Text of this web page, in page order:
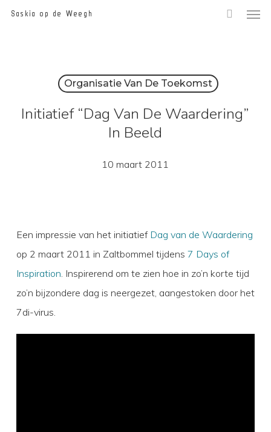
SkipSaskia op de Weegh
Organisatie Van De Toekomst
Initiatief “Dag Van De Waardering”
In Beeld
10 maart 2011
Een impressie van het initiatief Dag van de Waardering
op 2 maart 2011 in Zaltbommel tijdens 7 Days of
Inspiration. Inspirerend om te zien hoe in zo’n korte tijd
zo’n bijzondere dag is neergezet, aangestoken door het
7di-virus.